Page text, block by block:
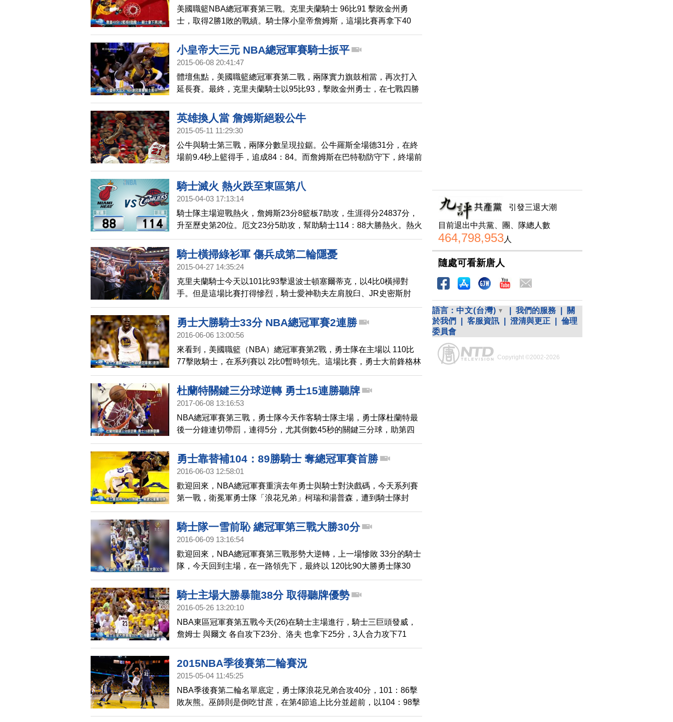
美國職籃NBA總冠軍賽第三戰。克里夫蘭騎士 96比91 擊敗金州勇
士，取得2勝1敗的戰績。騎士隊小皇帝詹姆斯，這場比賽再拿下40
分，12籃板、8次助攻、4次抄截的完美表現，帶領球隊在系列賽中領
先。勇士隊上半場熄火，全隊只拿下37分，創下本季最低紀錄。終場
結束前，本季例行賽MVP Stephen Curry，急起直追，連續投進三
小皇帝大三元 NBA總冠軍賽騎士扳平
2015-06-08 20:41:47
體壇焦點，美國職籃總冠軍賽第二戰，兩隊實力旗鼓相當，再次打入
延長賽。最終，克里夫蘭騎士以95比93，擊敗金州勇士，在七戰四勝
賽制中，取得1勝1敗的戰績。騎士隊詹姆斯這場比賽打出生涯代表
作，個人拿下39分，16籃板和11次助攻的大三元表現，帶領球隊贏得
勝利。勇士方面，湯普森 拿下最高的34分，而最有價值球員柯瑞，雖
英雄換人當 詹姆斯絕殺公牛
2015-05-11 11:29:30
公牛與騎士第三戰，兩隊分數呈現拉鋸。公牛羅斯全場德31分，在終
場前9.4秒上籃得手，追成84：84。而詹姆斯在巴特勒防守下，終場前
0.1秒在左側底線投進絕殺球，86：84擊敗公牛，系列戰取得2比2平
手。
騎士滅火 熱火跌至東區第八
2015-04-03 17:13:14
騎士隊主場迎戰熱火，詹姆斯23分8籃板7助攻，生涯得分24837分，
升至歷史第20位。厄文23分5助攻，幫助騎士114：88大勝熱火。熱火
則跌至東區第八，落後籃網半場勝差。
騎士橫掃綠衫軍 傷兵成第二輪隱憂
2015-04-27 14:35:24
克里夫蘭騎士今天以101比93擊退波士頓塞爾蒂克，以4比0橫掃對
手。但是這場比賽打得慘烈，騎士愛神勒夫左肩脫臼、JR史密斯肘
擊，造成克勞佛受傷而面臨禁賽，讓騎士在第二輪開打前先蒙上一層
陰影。
勇士大勝騎士33分 NBA總冠軍賽2連勝
2016-06-06 13:00:56
來看到，美國職籃（NBA）總冠軍賽第2戰，勇士隊在主場以 110比
77擊敗騎士，在系列賽以 2比0暫時領先。這場比賽，勇士大前鋒格林
表現最佳，拿到全場最高的28分，「浪花兄弟」也恢復正常，終場柯
瑞拿下 18分、9籃板，湯普森17分、5助攻，幫助球隊大勝33分，也
寫下隊史在總決賽的最大勝分差距。
杜蘭特關鍵三分球逆轉 勇士15連勝聽牌
2017-06-08 13:16:53
NBA總冠軍賽第三戰，勇士隊今天作客騎士隊主場，勇士隊杜蘭特最
後一分鐘連切帶罰，連得5分，尤其倒數45秒的關鍵三分球，助第四
節陷入苦戰的勇士反超比分，終場就以 118：113 擊敗騎士隊，在總
冠軍賽七戰四勝中，取得3連勝聽牌局面，勇士隊也創下季後賽15連
勝佳績。
勇士靠替補104：89勝騎士 奪總冠軍賽首勝
2016-06-03 12:58:01
歡迎回來，NBA總冠軍賽重演去年勇士與騎士對決戲碼，今天系列賽
第一戰，衛冕軍勇士隊「浪花兄弟」柯瑞和湯普森，遭到騎士隊封
鎖，兩人總共只拿下 20分，但靠著勇士替補大爆發，合計貢獻45分，
完全壓過騎士替補的10分，終場勇士以 104：89 擊敗騎士，系列賽取
得1：0領先。
騎士隊一雪前恥 總冠軍第三戰大勝30分
2016-06-09 13:16:54
歡迎回來，NBA總冠軍賽第三戰形勢大逆轉，上一場慘敗 33分的騎士
隊，今天回到主場，在一路領先下，最終以 120比90大勝勇士隊30
分，終於在系列賽開胡，目前戰績以1比2暫時落後。這場比賽，騎士
隊詹姆斯拿下32分、11籃板和6助攻，勇士柯瑞則有19分進帳，湯普
森只攻下10分，無力回天。騎士隊雖然靠這場扳回一城，但在NBA冠
騎士主場大勝暴龍38分 取得聽牌優勢
2016-05-26 13:20:10
NBA東區冠軍賽第五戰今天(26)在騎士主場進行，騎士三巨頭發威，
詹姆士 與爾文 各自攻下23分、洛夫 也拿下25分，3人合力攻下71
分，終場以116比78 大勝暴龍38分，由於先前騎士與暴龍 戰成 2比2
平手，騎士今天拿下 第3勝，已優先取得聽牌優勢。
2015NBA季後賽第二輪賽況
2015-05-04 11:45:25
NBA季後賽第二輪名單底定，勇士隊浪花兄弟合攻40分，101：86擊
敗灰熊。巫師則是倒吃甘蔗，在第4節追上比分並超前，以104：98擊
敗老鷹。
引發三退大潮
目前退出中共黨、團、隊總人數
464,798,953人
隨處可看新唐人
語言： 中文(台灣) 我們的服務
關
於我們
客服資訊 澄清與更正
倫理
委員會
Copyright ©2002-2026